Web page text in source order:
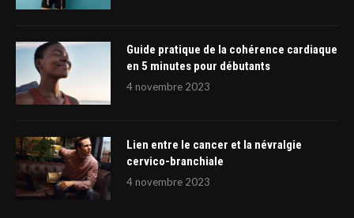
Guide pratique de la cohérence cardiaque
en 5 minutes pour débutants
4 novembre 2023
Lien entre le cancer et la névralgie
cervico-branchiale
4 novembre 2023